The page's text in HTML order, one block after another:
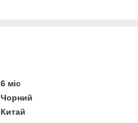
6 міс
Чорний
Китай